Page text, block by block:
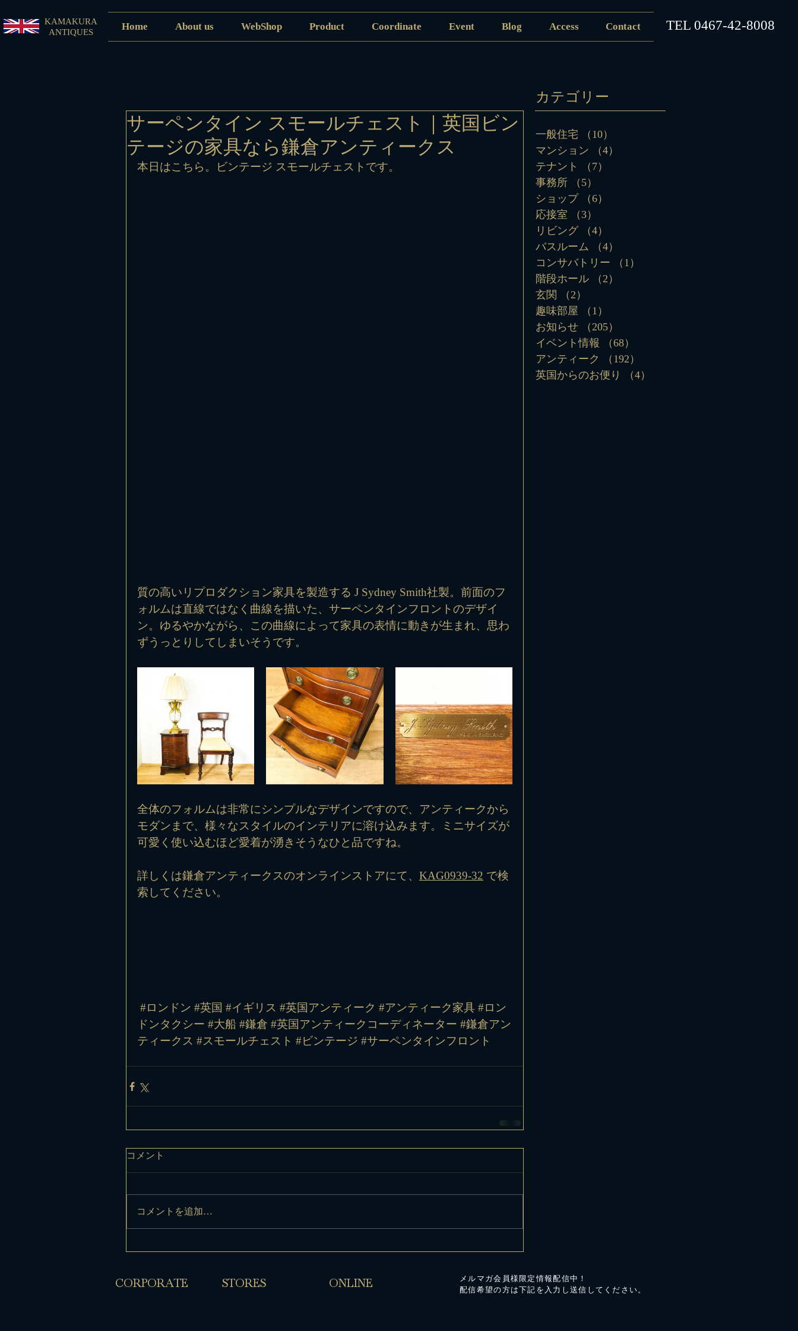
KAMAKURA
ANTIQUES
Home About us WebShop Product Coordinate Event Blog Access Contact ​TEL 0467-42-8008
サーペンタイン スモールチェスト｜英国ビン
テージの家具なら鎌倉アンティークス
本日はこちら。ビンテージ スモールチェストです。
質の高いリプロダクション家具を製造する J Sydney Smith社製。前面のフ
ォルムは直線ではなく曲線を描いた、サーペンタインフロントのデザイ
ン。ゆるやかながら、この曲線によって家具の表情に動きが生まれ、思わ
ずうっとりしてしまいそうです。
全体のフォルムは非常にシンプルなデザインですので、アンティークから
モダンまで、様々なスタイルのインテリアに溶け込みます。ミニサイズが
可愛く使い込むほど愛着が湧きそうなひと品ですね。
詳しくは鎌倉アンティークスのオンラインストアにて、 KAG0939-32 で検
索してください。
#ロンドン #英国 #イギリス #英国アンティーク #アンティーク家具 #ロン
ドンタクシー #大船 #鎌倉 #英国アンティークコーディネーター #鎌倉アン
ティークス #スモールチェスト #ビンテージ #サーペンタインフロント
コメント
コメントを追加…
カテゴリー
一般住宅 （10）
マンション
（4）
テナント
（7）
事務所
（5）
ショップ
（6）
応接室
（3）
リビング
（4）
バスルーム
（4）
コンサバトリー
（1）
階段ホール
（2）
玄関
（2）
趣味部屋
（1）
お知らせ
（205）
イベント情報
（68）
アンティーク
（192）
英国からのお便り
（4）
​CORPORATE ​STORES ONLINE
メルマガ会員様限定情報配信中！
配信希望の方は下記を入力し送信してください。